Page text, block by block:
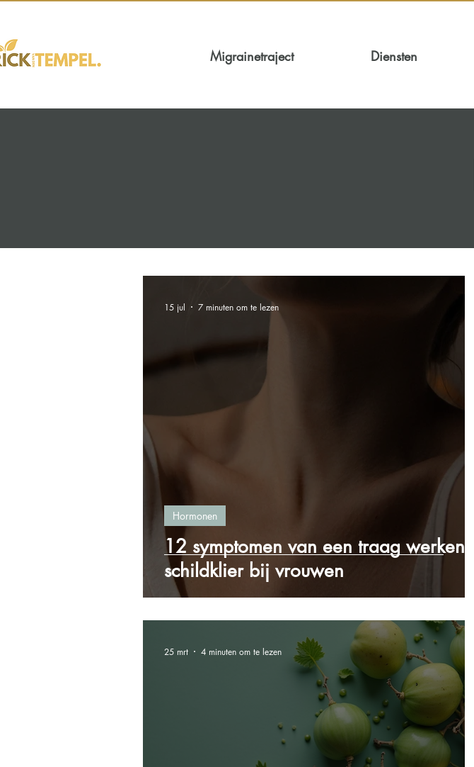
Migrainetraject Diensten
12 symptomen van een traag werkende
schildklier bij vrouwen
Hormonen
15 jul 7 minuten om te lezen
25 mrt 4 minuten om te lezen